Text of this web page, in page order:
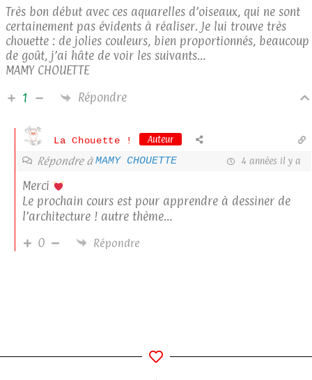
Très bon début avec ces aquarelles d’oiseaux, qui ne sont
certainement pas évidents à réaliser. Je lui trouve très
chouette : de jolies couleurs, bien proportionnés, beaucoup
de goût, j’ai hâte de voir les suivants…
MAMY CHOUETTE
1
Répondre
La Chouette ! Auteur
Répondre àMAMY CHOUETTE 4 années il y a
Merci
Le prochain cours est pour apprendre à dessiner de
l’architecture ! autre thème…
0
Répondre